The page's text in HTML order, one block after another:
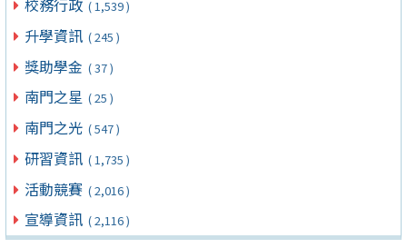
校務行政 ( 1,539 )
升學資訊 ( 245 )
獎助學金 ( 37 )
南門之星 ( 25 )
南門之光 ( 547 )
研習資訊 ( 1,735 )
活動競賽 ( 2,016 )
宣導資訊 ( 2,116 )